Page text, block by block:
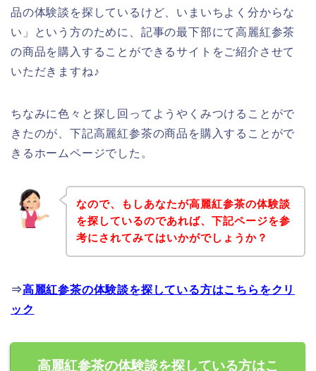
品の体験談を探しているけど、いまいちよく分からな
い」という方のために、記事の最下部にて高麗紅参茶
の商品を購入することができるサイトをご紹介させて
いただきますね♪
ちなみに色々と探し回ってようやくみつけることがで
きたのが、下記高麗紅参茶の商品を購入することがで
きるホームページでした。
なので、もしあなたが高麗紅参茶の体験談
を探しているのであれば、下記ページを参
考にされてみてはいかがでしょうか？
⇒高麗紅参茶の体験談を探している方はこちらをクリ
ック
高麗紅参茶の体験談を探している方はこ